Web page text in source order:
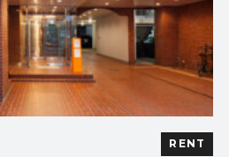
RENT